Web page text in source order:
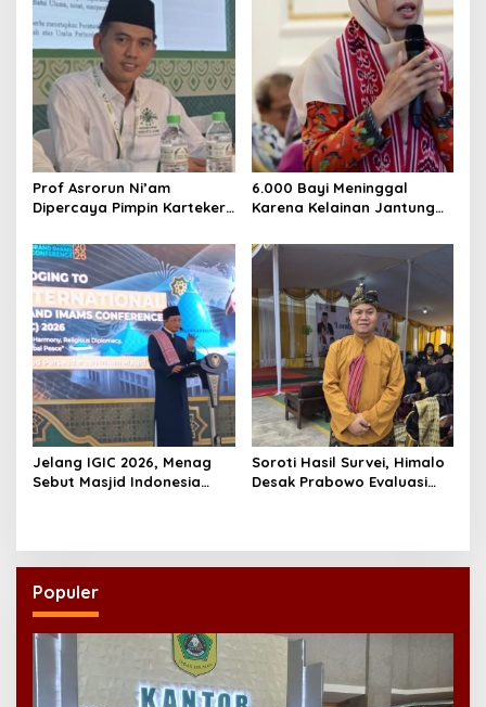
Prof Asrorun Ni’am
Dipercaya Pimpin Karteker
Regenerasi Kepemimpinan
NU
6.000 Bayi Meninggal
Karena Kelainan Jantung
Pemerataan Operasi
Jantung Anak
Jelang IGIC 2026, Menag
Sebut Masjid Indonesia
Soroti Hasil Survei, Himalo
Desak Prabowo Evaluasi
Populer